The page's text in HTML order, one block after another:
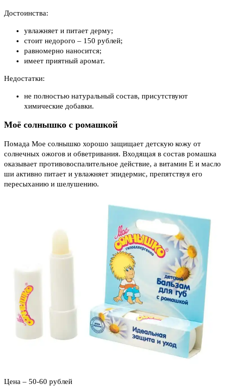
Достоинства:
увлажняет и питает дерму;
стоит недорого – 150 рублей;
равномерно наносится;
имеет приятный аромат.
Недостатки:
не полностью натуральный состав, присутствуют
химические добавки.
Моё солнышко с ромашкой
Помада Мое солнышко хорошо защищает детскую кожу от
солнечных ожогов и обветривания. Входящая в состав ромашка
оказывает противовоспалительное действие, а витамин Е и масло
ши активно питает и увлажняет эпидермис, препятствуя его
пересыханию и шелушению.
Цена – 50-60 рублей